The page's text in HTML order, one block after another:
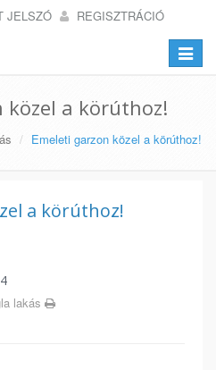
JELSZÓ REGISZTRÁCIÓ
Toggle
közel a körúthoz!
Emeleti garzon közel a körúthoz!
a körúthoz!
lakás